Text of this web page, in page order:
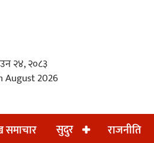
२४, २०८३
August 2026
समाचार सुदुर राजनीति